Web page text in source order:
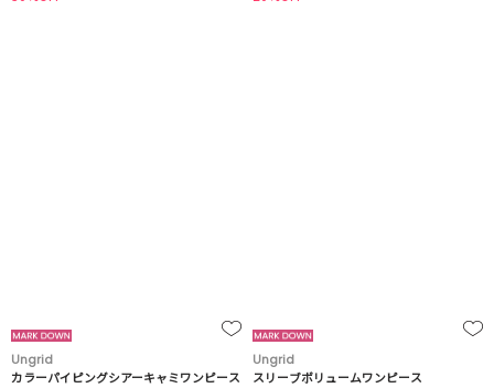
Ungrid
カラーパイピングシアーキャミワンピース
Ungrid
スリーブボリュームワンピース